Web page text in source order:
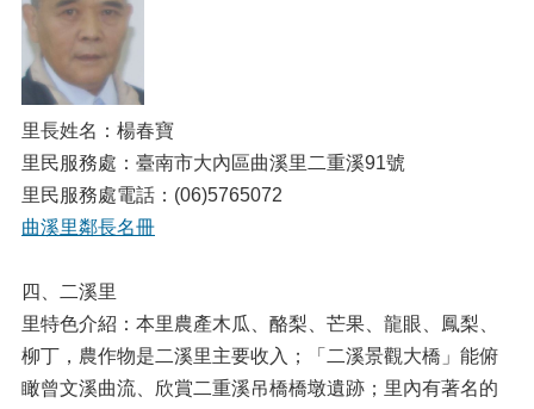
里長姓名：楊春寶
里民服務處：臺南市大內區曲溪里二重溪91號
里民服務處電話：(06)5765072
曲溪里鄰長名冊
四、二溪里
里特色介紹：本里農產木瓜、酪梨、芒果、龍眼、鳳梨、
柳丁，農作物是二溪里主要收入；「二溪景觀大橋」能俯
瞰曾文溪曲流、欣賞二重溪吊橋橋墩遺跡；里內有著名的